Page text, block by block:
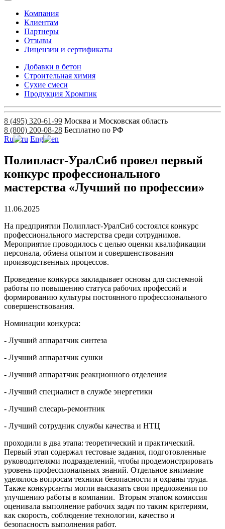
Компания
Клиентам
Партнеры
Отзывы
Лицензии и сертификаты
Добавки в бетон
Строительная химия
Сухие смеси
Продукция Хромпик
8 (495) 320-61-99 Москва и Московская область
8 (800) 200-08-28 Бесплатно по РФ
Ru
Eng
Полипласт-УралCиб провел первый
конкурс профессионального
мастерства «Лучший по профессии»
11.06.2025
На предприятии Полипласт-УралСиб состоялся конкурс
профессионального мастерства среди сотрудников.
Мероприятие проводилось с целью оценки квалификации
персонала, обмена опытом и совершенствования
производственных процессов.
Проведение конкурса закладывает основы для системной
работы по повышению статуса рабочих профессий и
формированию культуры постоянного профессионального
совершенствования.
Номинации конкурса:
- Лучший аппаратчик синтеза
- Лучший аппаратчик сушки
- Лучший аппаратчик реакционного отделения
- Лучший специалист в службе энергетики
- Лучший слесарь-ремонтник
- Лучший сотрудник службы качества и НТЦ
проходили в два этапа: теоретический и практический.
Первый этап содержал тестовые задания, подготовленные
руководителями подразделений, чтобы продемонстрировать
уровень профессиональных знаний. Отдельное внимание
уделялось вопросам техники безопасности и охраны труда.
Также конкурсанты могли высказать свои предложения по
улучшению работы в компании. Вторым этапом комиссия
оценивала выполнение рабочих задач по таким критериям,
как скорость, соблюдение технологии, качество и
безопасность выполнения работ.